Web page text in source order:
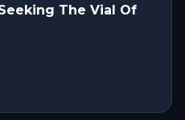
The Vial Of